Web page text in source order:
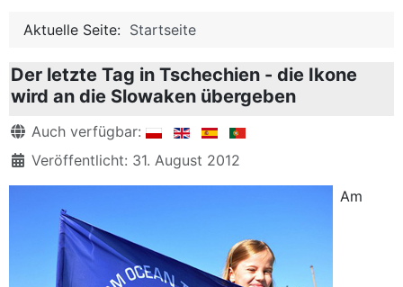
Aktuelle Seite: Startseite
Der letzte Tag in Tschechien - die Ikone
wird an die Slowaken übergeben
DetailsAuch verfügbar:
Veröffentlicht: 31. August 2012
Am